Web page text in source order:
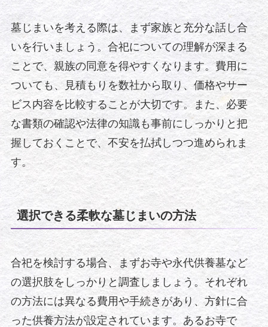
墓じまいを考える際は、まず家族と充分な話し合
いを行いましょう。合祀についての理解が深まる
ことで、親族の同意を得やすくなります。費用に
ついても、見積もりを数社から取り、価格やサー
ビス内容を比較することが大切です。また、必要
な書類の確認や法律の知識も事前にしっかりと把
握しておくことで、不安を払拭しつつ進められま
す。
選択できる柔軟な墓じまいの方法
合祀を検討する場合、まずお寺や永代供養墓など
の選択肢をしっかりと調査しましょう。それぞれ
の方法には異なる費用や手続きがあり、方針に合
った供養方法が設定されています。あるお寺で